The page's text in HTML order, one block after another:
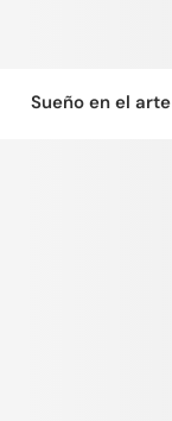
Sueño en el arte